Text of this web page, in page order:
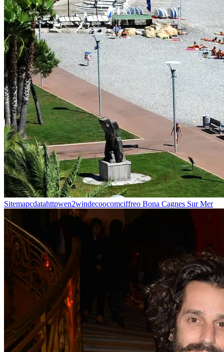
Sitemapcdatahttpwen2windecoocomciffreo Bona Cagnes Sur Mer